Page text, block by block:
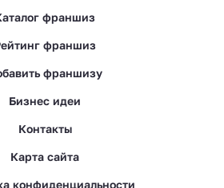
франшиз
франшиз
франшизу
Бизнес идеи
Контакты
Карта сайта
конфиденциальности